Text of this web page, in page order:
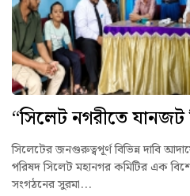
“সিলেট নগরীতে
সিলেটের জনগুরুত্বপূর্ণ বিভিন্ন দাবি
পরিষদ সিলেট মহানগর কমিটির এক
সংগঠনের সুরমা...